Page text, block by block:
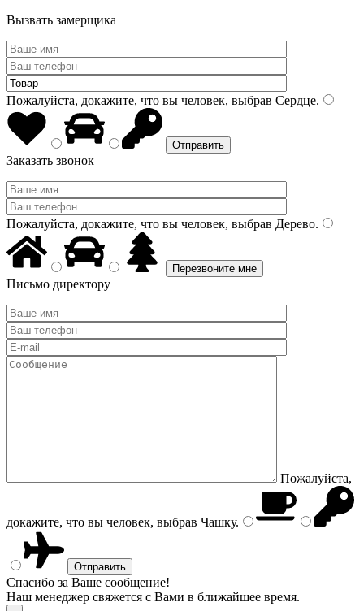
Вызвать замерщика
Пожалуйста, докажите, что вы человек, выбрав Сердце.
Заказать звонок
Пожалуйста, докажите, что вы человек, выбрав Дерево.
Письмо директору
Пожалуйста,
докажите, что вы человек, выбрав Чашку.
Спасибо за Ваше сообщение!
Наш менеджер свяжется с Вами в ближайшее время.